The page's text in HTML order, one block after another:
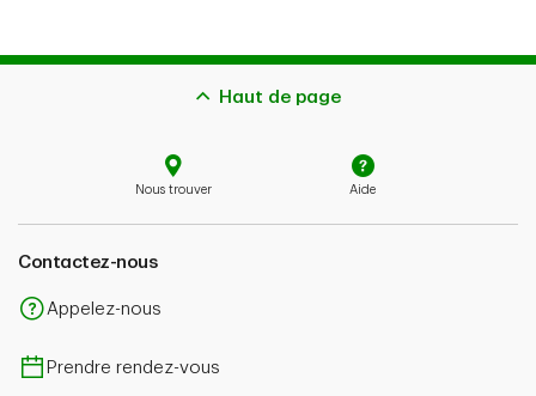
Haut de page
Nous trouver Aide
Contactez-nous
Appelez-nous
Prendre rendez-vous